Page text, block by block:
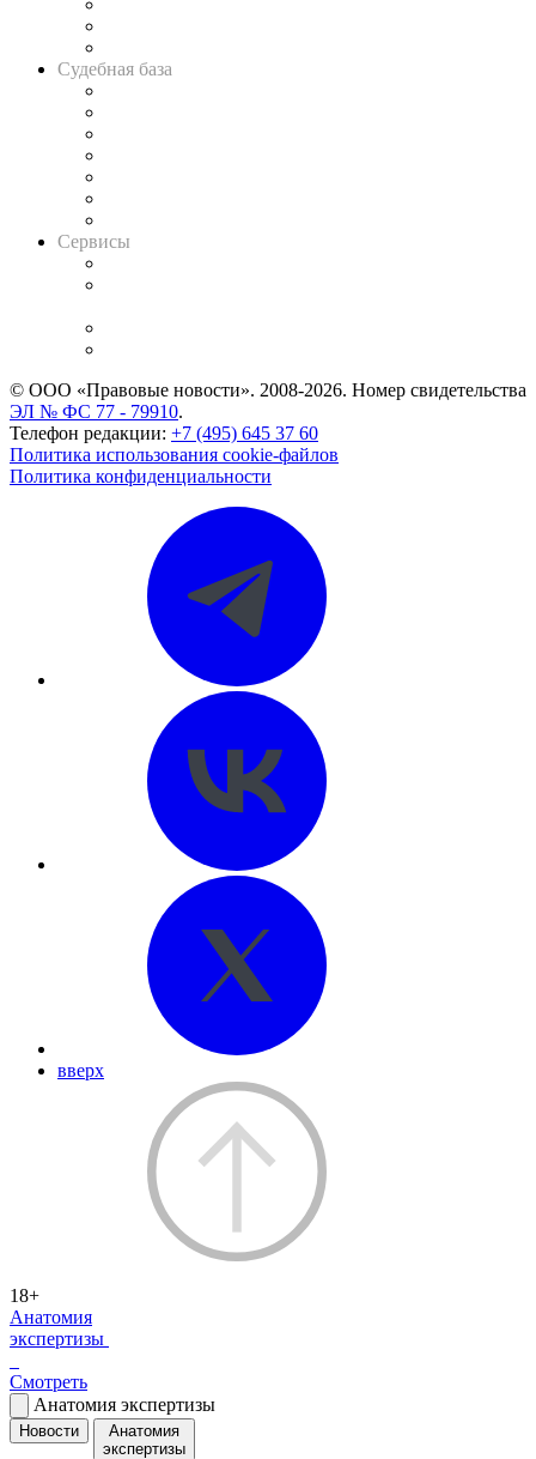
Судебная база
Сервисы
© ООО «Правовые новости». 2008-2026. Номер свидетельства
ЭЛ № ФС 77 - 79910.
Телефон редакции: +7 (495) 645 37 60
Политика использования cookie-файлов
Политика конфиденциальности
вверх
18+
Анатомия
экспертизы
Смотреть
Анатомия экспертизы
Новости
Анатомия
экспертизы